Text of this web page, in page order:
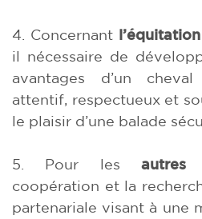
4. Concernant
il nécessaire de
avantages d’un
attentif, respectueux et
le plaisir d’une balade
5. Pour lesautres
coopération et la
partenariale visant à une